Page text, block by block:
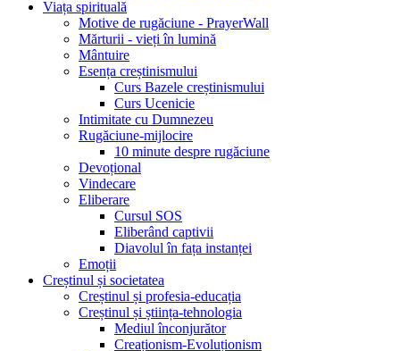
Viața spirituală
Motive de rugăciune - PrayerWall
Mărturii - vieți în lumină
Mântuire
Esența creștinismului
Curs Bazele creștinismului
Curs Ucenicie
Intimitate cu Dumnezeu
Rugăciune-mijlocire
10 minute despre rugăciune
Devoțional
Vindecare
Eliberare
Cursul SOS
Eliberând captivii
Diavolul în fața instanței
Emoții
Creștinul și societatea
Creștinul și profesia-educația
Creștinul și știința-tehnologia
Mediul înconjurător
Creaționism-Evoluționism